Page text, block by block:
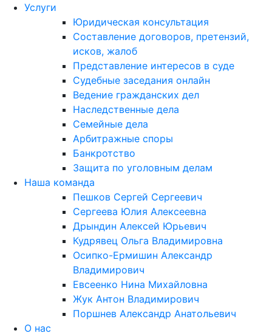
Услуги
Юридическая консультация
Составление договоров, претензий,
исков, жалоб
Представление интересов в суде
Судебные заседания онлайн
Ведение гражданских дел
Наследственные дела
Семейные дела
Арбитражные споры
Банкротство
Защита по уголовным делам
Наша команда
Пешков Сергей Сергеевич
Сергеева Юлия Алексеевна
Дрындин Алексей Юрьевич
Кудрявец Ольга Владимировна
Осипко-Ермишин Александр
Владимирович
Евсеенко Нина Михайловна
Жук Антон Владимирович
Поршнев Александр Анатольевич
О нас